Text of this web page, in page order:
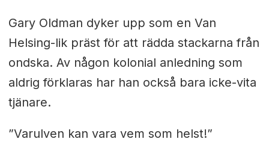
Gary Oldman dyker upp som en Van
Helsing-lik präst för att rädda stackarna från
ondska. Av någon kolonial anledning som
aldrig förklaras har han också bara icke-vita
tjänare.
”Varulven kan vara vem som helst!”